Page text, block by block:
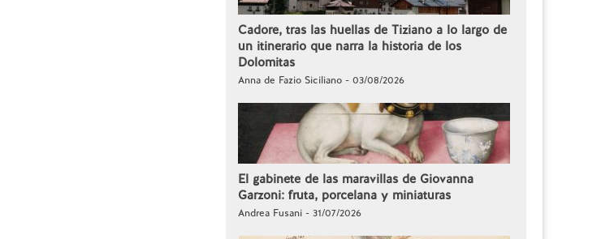
Cadore, tras las huellas de Tiziano a lo largo de
un itinerario que narra la historia de los
Dolomitas
Anna de Fazio Siciliano - 03/08/2026
El gabinete de las maravillas de Giovanna
Garzoni: fruta, porcelana y miniaturas
Andrea Fusani - 31/07/2026